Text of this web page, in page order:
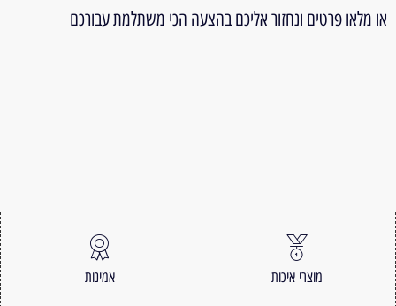
או מלאו פרטים ונחזור אליכם בהצעה הכי משתלמת עבורכם
מוצרי איכות אמינות